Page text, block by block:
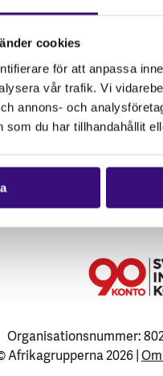
cookies
för att anpassa
vår trafik. Vi
annons- och
som du har tillhandahållit
Pressrum
Organisationsnummer:
Afrikagrupperna 2026 |